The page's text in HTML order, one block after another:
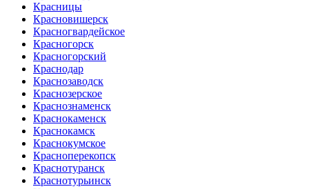
Красницы
Красновишерск
Красногвардейское
Красногорск
Красногорский
Краснодар
Краснозаводск
Краснозерское
Краснознаменск
Краснокаменск
Краснокамск
Краснокумское
Красноперекопск
Краснотуранск
Краснотурьинск